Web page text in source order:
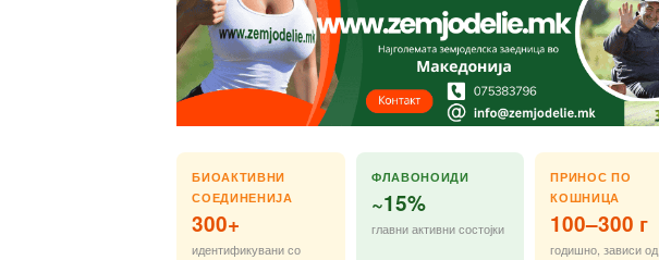
БИОАКТИВНИ
СОЕДИНЕНИЈА
300+
идентификувани со
ФЛАВОНОИДИ
~15%
главни активни состојки
ПРИНОС ПО
КОШНИЦА
100–300 г
годишно, зависи од